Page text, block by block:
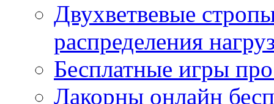
Двухветвевые
распределения
Бесплатные игры
Лакорны онлайн